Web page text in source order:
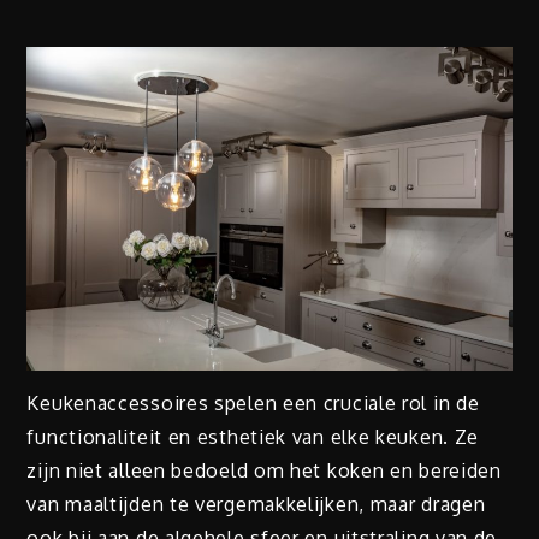
Keukenaccessoires spelen een cruciale rol in de
functionaliteit en esthetiek van elke keuken. Ze
zijn niet alleen bedoeld om het koken en bereiden
van maaltijden te vergemakkelijken, maar dragen